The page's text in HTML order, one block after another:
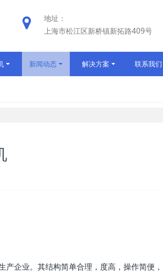
地址：
上海市松江区新桥镇新拓路409号
新闻动态 解决方案 联系我们
企业。其结构简单合理，度高，操作简便，